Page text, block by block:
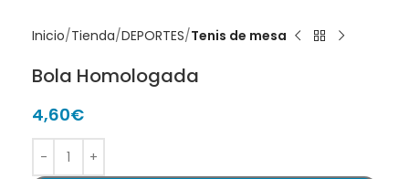
Inicio Tienda DEPORTES Tenis de mesa
Bola Homologada
4,60€